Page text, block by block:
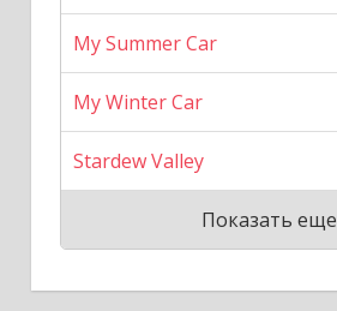
My Summer Car
My Winter Car
Stardew Valley
Показать еще